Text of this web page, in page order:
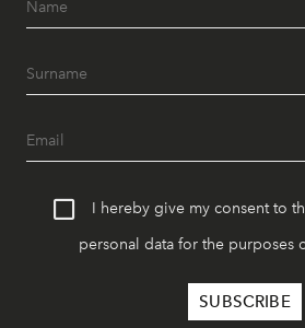
I hereby give my consent to
personal data for the purposes